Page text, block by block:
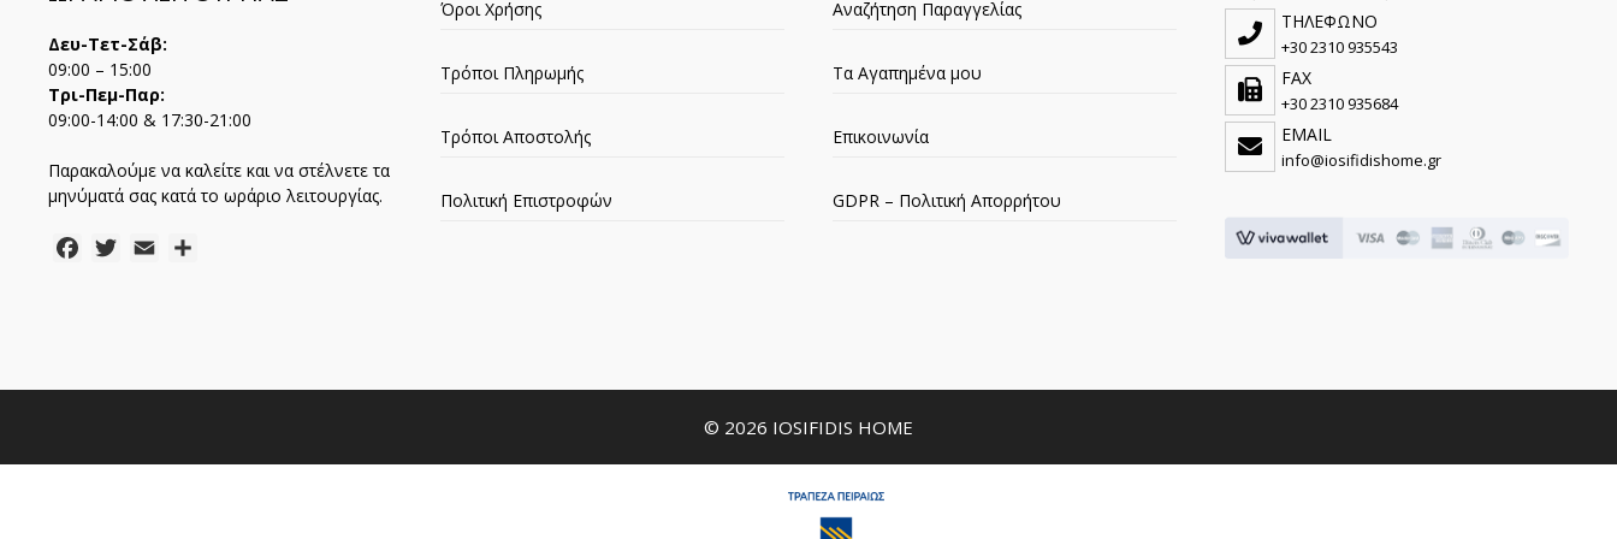
Δευ-Τετ-Σάβ:
09:00 – 15:00
Τρι-Πεμ-Παρ:
09:00-14:00 & 17:30-21:00
Παρακαλούμε να καλείτε και να στέλνετε τα
μηνύματά σας κατά το ωράριο λειτουργίας.
FacebookTwitter
Email
Όροι Χρήσης
Τρόποι Πληρωμής
Τρόποι Αποστολής
Πολιτική Επιστροφών
Αναζήτηση Παραγγελίας
Τα Αγαπημένα μου
Επικοινωνία
GDPR – Πολιτική Απορρήτου
ΤΗΛΕΦΩΝΟ
+30 2310 935543
FAX
+30 2310 935684
EMAIL
info@iosifidishome.gr
© 2026 IOSIFIDIS HOME